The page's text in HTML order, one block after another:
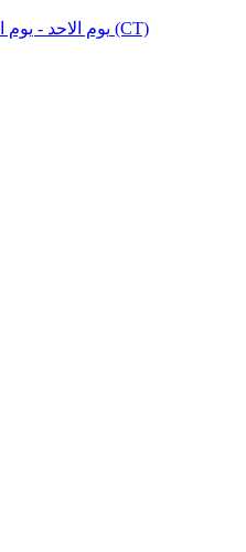
يوم الاحد - يوم الخميس: 10 صباحًا - 5 مساء (CT)